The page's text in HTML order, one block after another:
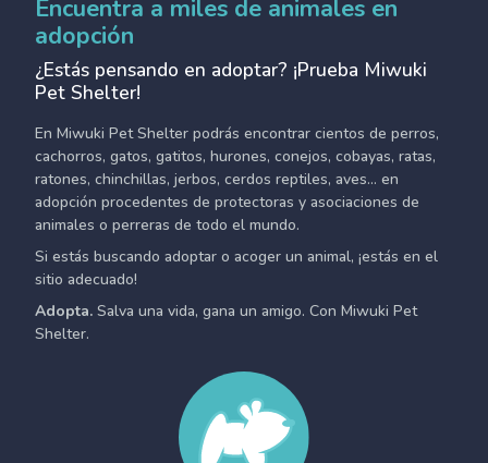
Encuentra a miles de animales en
adopción
¿Estás pensando en adoptar? ¡Prueba Miwuki
Pet Shelter!
En Miwuki Pet Shelter podrás encontrar cientos de perros,
cachorros, gatos, gatitos, hurones, conejos, cobayas, ratas,
ratones, chinchillas, jerbos, cerdos reptiles, aves... en
adopción procedentes de protectoras y asociaciones de
animales o perreras de todo el mundo.
Si estás buscando adoptar o acoger un animal, ¡estás en el
sitio adecuado!
Adopta. Salva una vida, gana un amigo. Con Miwuki Pet
Shelter.